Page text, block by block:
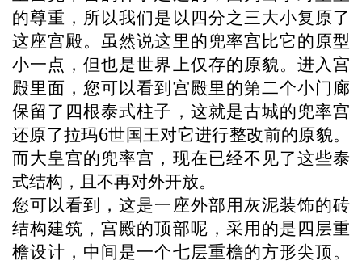
的尊重，所以我们是以四分之三大小复原了
这座宫殿。虽然说这里的兜率宫比它的原型
小一点，但也是世界上仅存的原貌。进入宫
殿里面，您可以看到宫殿里的第二个小门廊
保留了四根泰式柱子，这就是古城的兜率宫
还原了拉玛6世国王对它进行整改前的原貌。
而大皇宫的兜率宫，现在已经不见了这些泰
式结构，且不再对外开放。
您可以看到，这是一座外部用灰泥装饰的砖
结构建筑，宫殿的顶部呢，采用的是四层重
檐设计，中间是一个七层重檐的方形尖顶。